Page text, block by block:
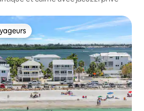
les plus appréciés